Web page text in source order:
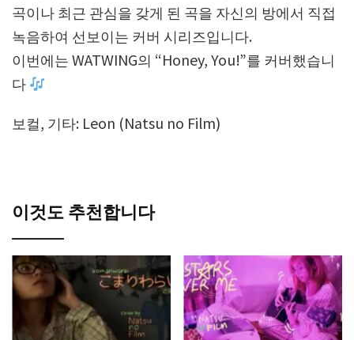
곡이나 최근 관심을 갖게 된 곡을 자신의 방에서 직접
녹음하여 선보이는 커버 시리즈입니다.
이번에는 WATWING의 “Honey, You!”를 커버했습니
다
보컬, 기타: Leon (Natsu no Film)
이것도 추천합니다